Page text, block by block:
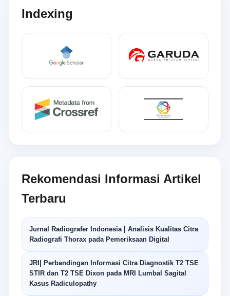
Indexing
Rekomendasi Informasi Artikel
Terbaru
Jurnal Radiografer Indonesia | Analisis Kualitas Citra
Radiografi Thorax pada Pemeriksaan Digital
JRI| Perbandingan Informasi Citra Diagnostik T2 TSE
STIR dan T2 TSE Dixon pada MRI Lumbal Sagital
Kasus Radiculopathy